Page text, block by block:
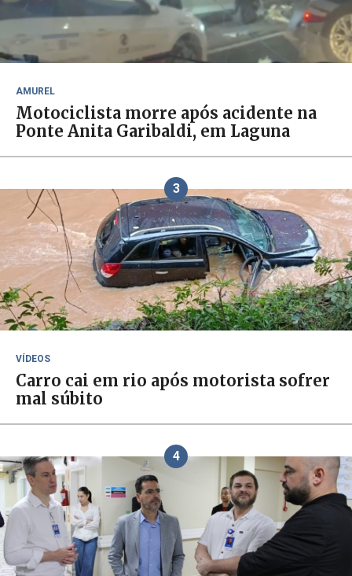
AMUREL
Motociclista morre após acidente na
Ponte Anita Garibaldi, em Laguna
3
VÍDEOS
Carro cai em rio após motorista sofrer
mal súbito
4